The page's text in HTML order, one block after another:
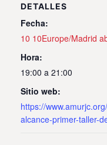
DETALLES
Fecha:
10 10Europe/Madrid
Hora:
19:00 a 21:00
Sitio web:
https://
alcance-primer-taller-